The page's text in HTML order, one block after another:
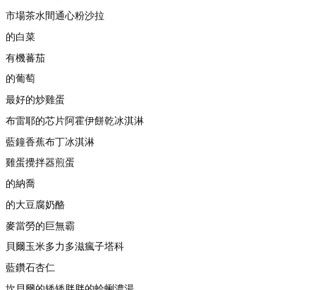
市場茶水間通心粉沙拉
的白菜
有機蕃茄
的葡萄
最好的炒雞蛋
布雷耶的芯片阿霍伊餅乾冰淇淋
藍鐘香蕉布丁冰淇淋
雞蛋攪拌器煎蛋
的納喬
的大豆腐奶酪
麥當勞的巨無霸
貝爾玉米多力多滋瘋子塔科
藍鑽石杏仁